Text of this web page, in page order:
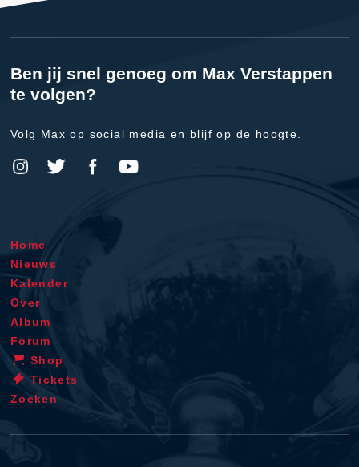
Ben jij snel genoeg om Max Verstappen
te volgen?
Volg Max op social media en blijf op de hoogte.
Home
Nieuws
Kalender
Over
Album
Forum
Shop
Tickets
Zoeken